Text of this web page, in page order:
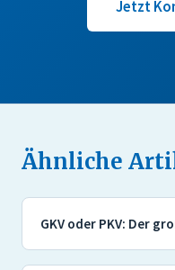
Jetzt
Ähnliche
GKV oder PKV: Der